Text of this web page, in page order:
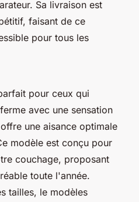
Sa livraison est
faisant de ce
pour tous les
pour ceux qui
avec une sensation
une aisance optimale
modèle est conçu pour
couchage, proposant
toute l'année.
tailles, le modèles